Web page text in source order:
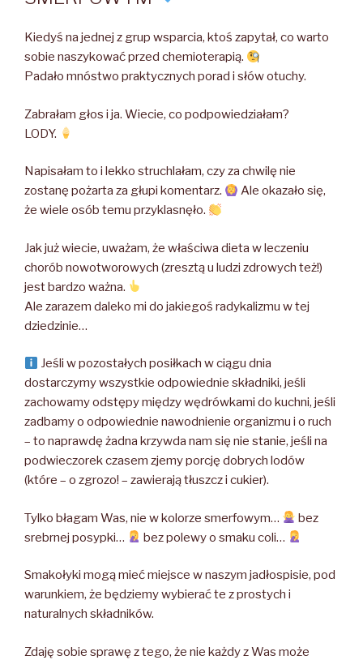
Kiedyś na jednej z grup wsparcia, ktoś zapytał, co warto
sobie naszykować przed chemioterapią.
Padało mnóstwo praktycznych porad i słów otuchy.
Zabrałam głos i ja. Wiecie, co podpowiedziałam?
LODY.
Napisałam to i lekko struchlałam, czy za chwilę nie
zostanę pożarta za głupi komentarz.
Ale okazało się,
że wiele osób temu przyklasnęło.
Jak już wiecie, uważam, że właściwa dieta w leczeniu
chorób nowotworowych (zresztą u ludzi zdrowych też!)
jest bardzo ważna.
Ale zarazem daleko mi do jakiegoś radykalizmu w tej
dziedzinie…
Jeśli w pozostałych posiłkach w ciągu dnia
dostarczymy wszystkie odpowiednie składniki, jeśli
zachowamy odstępy między wędrówkami do kuchni, jeśli
zadbamy o odpowiednie nawodnienie organizmu i o ruch
– to naprawdę żadna krzywda nam się nie stanie, jeśli na
podwieczorek czasem zjemy porcję dobrych lodów
(które – o zgrozo! – zawierają tłuszcz i cukier).
Tylko błagam Was, nie w kolorze smerfowym…
bez
srebrnej posypki…
bez polewy o smaku coli…
Smakołyki mogą mieć miejsce w naszym jadłospisie, pod
warunkiem, że będziemy wybierać te z prostych i
naturalnych składników.
Zdaję sobie sprawę z tego, że nie każdy z Was może